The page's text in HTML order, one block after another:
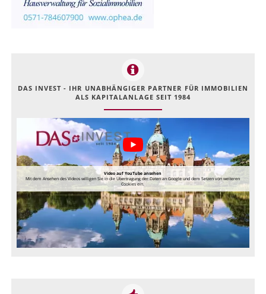
DAS INVEST - IHR UNABHÄNGIGER PARTNER FÜR IMMOBILIEN
ALS KAPITALANLAGE SEIT 1984
Video auf YouTube ansehen
Mit dem Ansehen des Videos willigen Sie in die Übertragung der Daten an Google und dem Setzen von weiteren
Cookies ein.